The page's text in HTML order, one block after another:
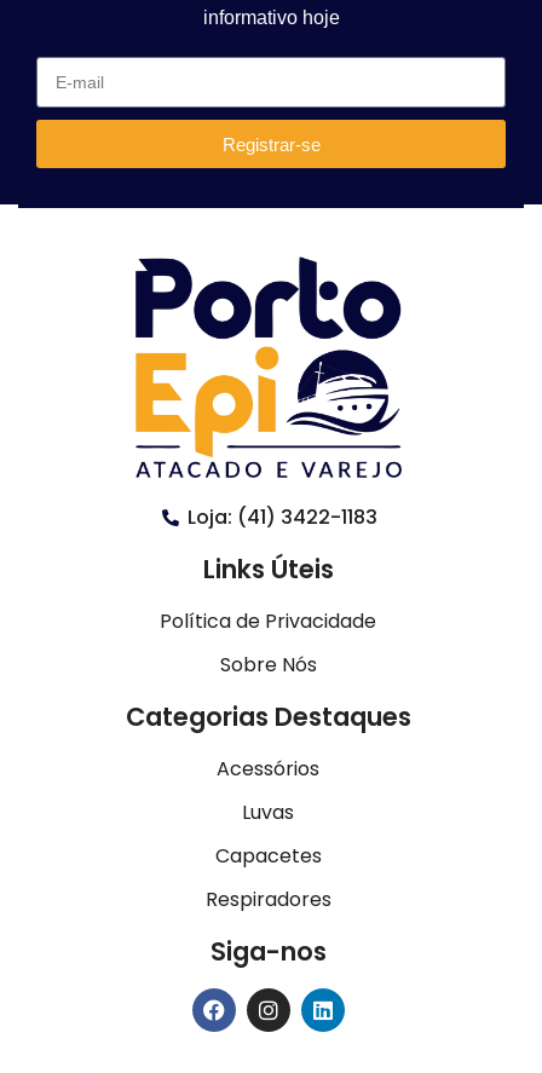
informativo hoje
Registrar-se
Loja: (41) 3422-1183
Links Úteis
Política de Privacidade
Sobre Nós
Categorias Destaques
Acessórios
Luvas
Capacetes
Respiradores
Siga-nos